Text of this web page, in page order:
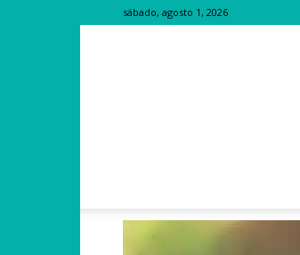
sábado, agosto 1, 2026